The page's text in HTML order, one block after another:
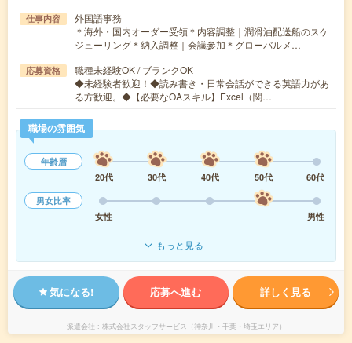
仕事内容
外国語事務
＊海外・国内オーダー受領＊内容調整｜潤滑油配送船のスケ
ジューリング＊納入調整｜会議参加＊グローバルメ…
応募資格
職種未経験OK / ブランクOK
◆未経験者歓迎！◆読み書き・日常会話ができる英語力があ
る方歓迎。◆【必要なOAスキル】Excel（関…
職場の雰囲気
年齢層
20代
30代 40代 50代
60代
男女比率
女性
男性
もっと見る
気になる! 応募へ進む 詳しく見る
派遣会社 株式会社スタッフサービス（神奈川・千葉・埼玉エリア）